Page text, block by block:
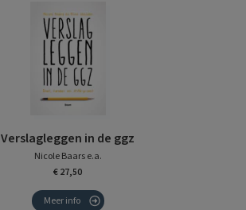
Verslagleggen in de ggz
Nicole Baars e.a.
€ 27,50
Meer info